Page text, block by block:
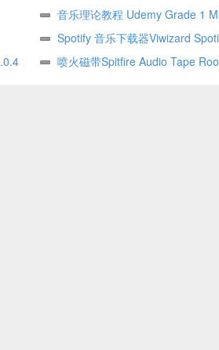
音乐理论教程 Udemy Grade 1
ExamsSpotify 音乐下载器Viwizard
喷火磁带Spitfire Audio Tape